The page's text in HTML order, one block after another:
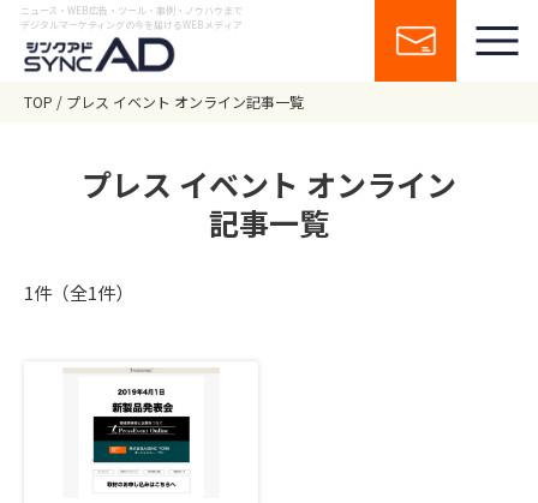
ニュース・WEB広告・ツール・事例・ノウハウまで
デジタルマーケティングの今を届けるWEBメディア
TOP プレス イベント オンライン記事一覧
プレス イベント オンライン
記事一覧
1件（全1件）